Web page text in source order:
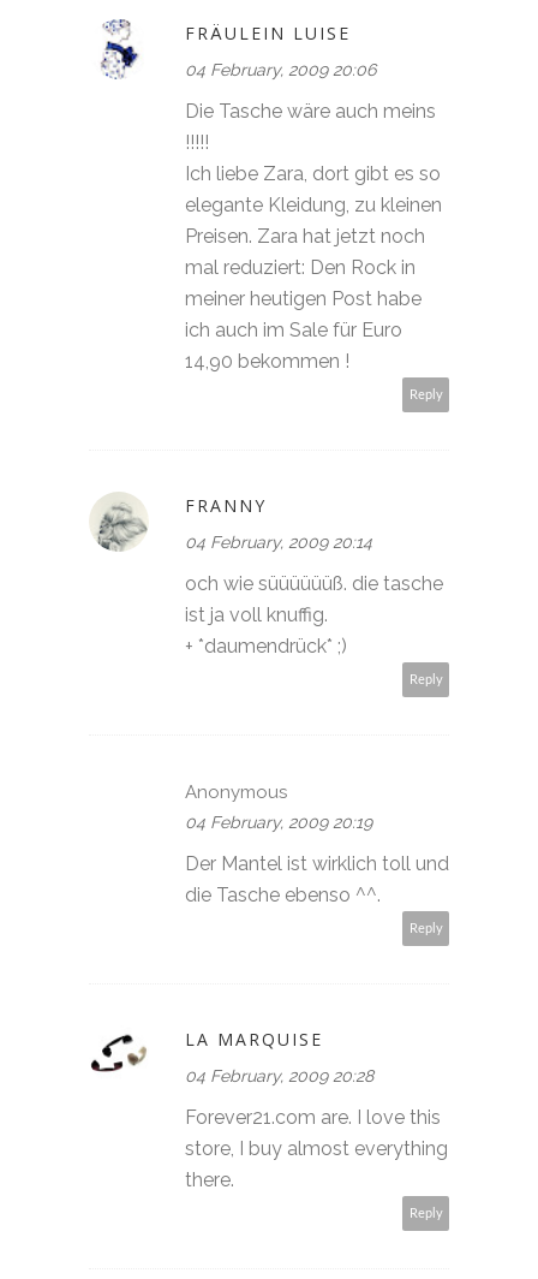
FRÄULEIN LUISE
04 February, 2009 20:06
Die Tasche wäre auch meins
!!!!!
Ich liebe Zara, dort gibt es so
elegante Kleidung, zu kleinen
Preisen. Zara hat jetzt noch
mal reduziert: Den Rock in
meiner heutigen Post habe
ich auch im Sale für Euro
14,90 bekommen !
Reply
FRANNY
04 February, 2009 20:14
och wie süüüüüüß. die tasche
ist ja voll knuffig.
+ *daumendrück* ;)
Reply
Anonymous
04 February, 2009 20:19
Der Mantel ist wirklich toll und
die Tasche ebenso ^^.
Reply
LA MARQUISE
04 February, 2009 20:28
Forever21.com are. I love this
store, I buy almost everything
there.
Reply